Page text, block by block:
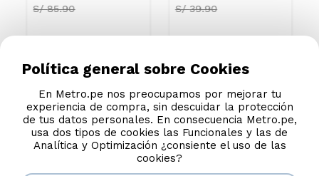
S/85.90
S/39.90
Política general sobre Cookies
En Metro.pe nos preocupamos por mejorar tu
experiencia de compra, sin descuidar la protección
de tus datos personales. En consecuencia Metro.pe,
usa dos tipos de cookies las Funcionales y las de
Analítica y Optimización ¿consiente el uso de las
cookies?